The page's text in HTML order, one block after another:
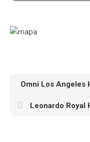
Omni Los Angeles
Leonardo Royal